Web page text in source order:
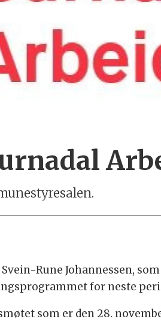
Rune Johannessen,
for neste
som er den 28.